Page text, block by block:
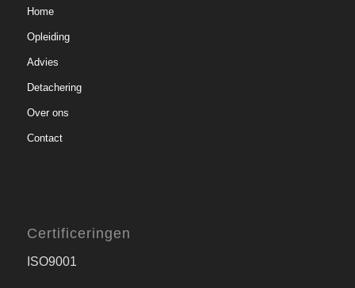
Home
Opleiding
Advies
Detachering
Over ons
Contact
Certificeringen
ISO9001